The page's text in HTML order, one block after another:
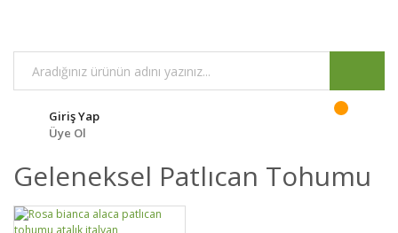
Giriş Yap
Üye Ol
Geleneksel Patlıcan Tohumu